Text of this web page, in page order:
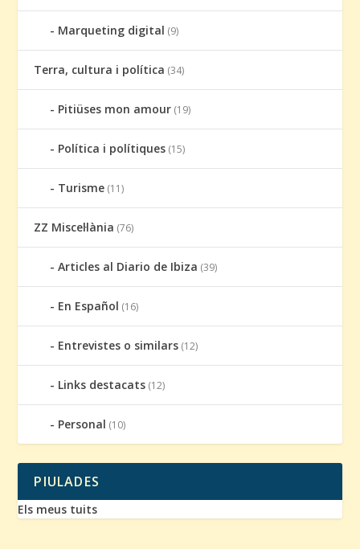
Marqueting digital (9)
Terra, cultura i política (34)
Pitiüses mon amour (19)
Política i polítiques (15)
Turisme (11)
ZZ Miscel·lània (76)
Articles al Diario de Ibiza (39)
En Español (16)
Entrevistes o similars (12)
Links destacats (12)
Personal (10)
PIULADES
Els meus tuits